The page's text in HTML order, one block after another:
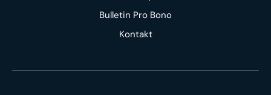
Bulletin Pro Bono
Kontakt